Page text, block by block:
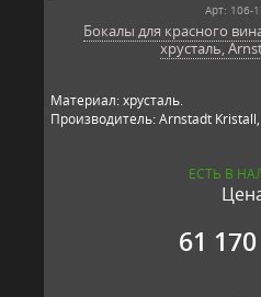
Арт: 106-
Бокалы для красного
хрусталь,
Материал: хрусталь.
Производитель: Arnstadt
ЕСТЬ В
61